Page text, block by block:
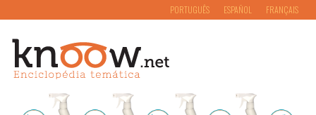
PORTUGUÊS ESPAÑOL FRANÇAIS